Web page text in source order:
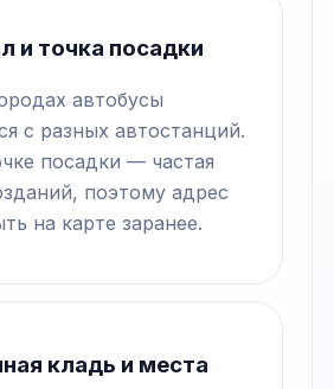
и точка посадки
автобусы
с разных автостанций.
посадки — частая
поэтому адрес
на карте заранее.
кладь и места